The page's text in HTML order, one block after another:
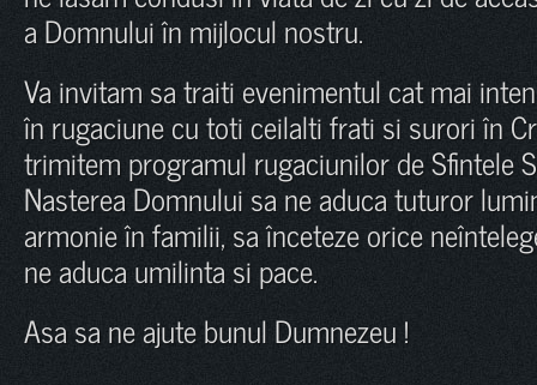
a Domnului în mijlocul nostru.
Va invitam sa traiti evenimentul cat mai
în rugaciune cu toti ceilalti frati si surori în
trimitem programul rugaciunilor de Sfintele
Nasterea Domnului sa ne aduca tuturor
armonie în familii, sa înceteze orice
ne aduca umilinta si pace.
Asa sa ne ajute bunul Dumnezeu !